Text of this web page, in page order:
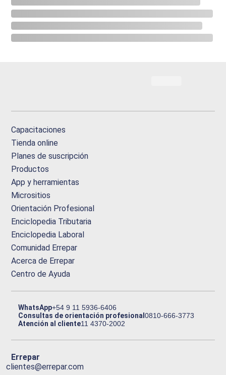
Capacitaciones
Tienda online
Planes de suscripción
Productos
App y herramientas
Micrositios
Orientación Profesional
Enciclopedia Tributaria
Enciclopedia Laboral
Comunidad Errepar
Acerca de Errepar
Centro de Ayuda
WhatsApp+54 9 11 5936-6406
Consultas de orientación profesional0810-666-3773
Atención al cliente11 4370-2002
Errepar
clientes@errepar.com